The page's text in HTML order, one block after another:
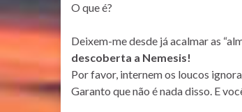
O que é?
Deixem-me desde já acalmar as
descoberta a Nemesis!
Por favor, internem os loucos
Garanto que não é nada disso. E